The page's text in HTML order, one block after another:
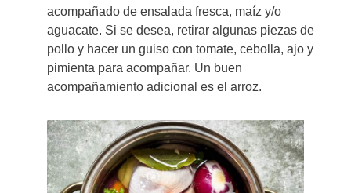
acompañado de ensalada fresca, maíz y/o
aguacate. Si se desea, retirar algunas piezas de
pollo y hacer un guiso con tomate, cebolla, ajo y
pimienta para acompañar. Un buen
acompañamiento adicional es el arroz.